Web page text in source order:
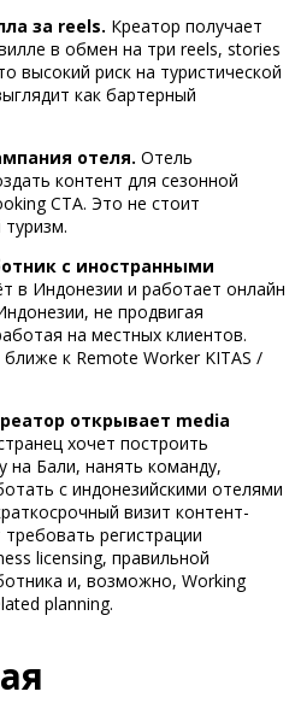
за reels. Креатор получает
в обмен на три reels, stories
высокий риск на туристической
как бартерный
отеля. Отель
контент для сезонной
CTA. Это не стоит
с иностранными
в Индонезии и работает онлайн
не продвигая
на местных клиентов.
к Remote Worker KITAS /
открывает media
хочет построить
на Бали, нанять команду,
с индонезийскими отелями
визит контент-
регистрации
licensing, правильной
и, возможно, Working
planning.